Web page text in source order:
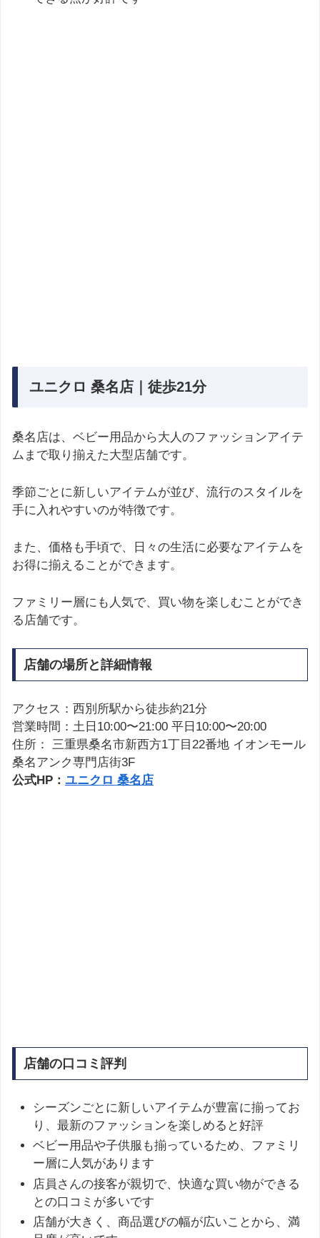
ユニクロ 桑名店｜徒歩21分
桑名店は、ベビー用品から大人のファッションアイテ
ムまで取り揃えた大型店舗です。
季節ごとに新しいアイテムが並び、流行のスタイルを
手に入れやすいのが特徴です。
また、価格も手頃で、日々の生活に必要なアイテムを
お得に揃えることができます。
ファミリー層にも人気で、買い物を楽しむことができ
る店舗です。
店舗の場所と詳細情報
アクセス：西別所駅から徒歩約21分
営業時間：土日10:00〜21:00 平日10:00〜20:00
住所： 三重県桑名市新西方1丁目22番地 イオンモール
桑名アンク専門店街3F
公式HP： ユニクロ 桑名店
店舗の口コミ評判
シーズンごとに新しいアイテムが豊富に揃ってお
り、最新のファッションを楽しめると好評
ベビー用品や子供服も揃っているため、ファミリ
ー層に人気があります
店員さんの接客が親切で、快適な買い物ができる
との口コミが多いです
店舗が大きく、商品選びの幅が広いことから、満